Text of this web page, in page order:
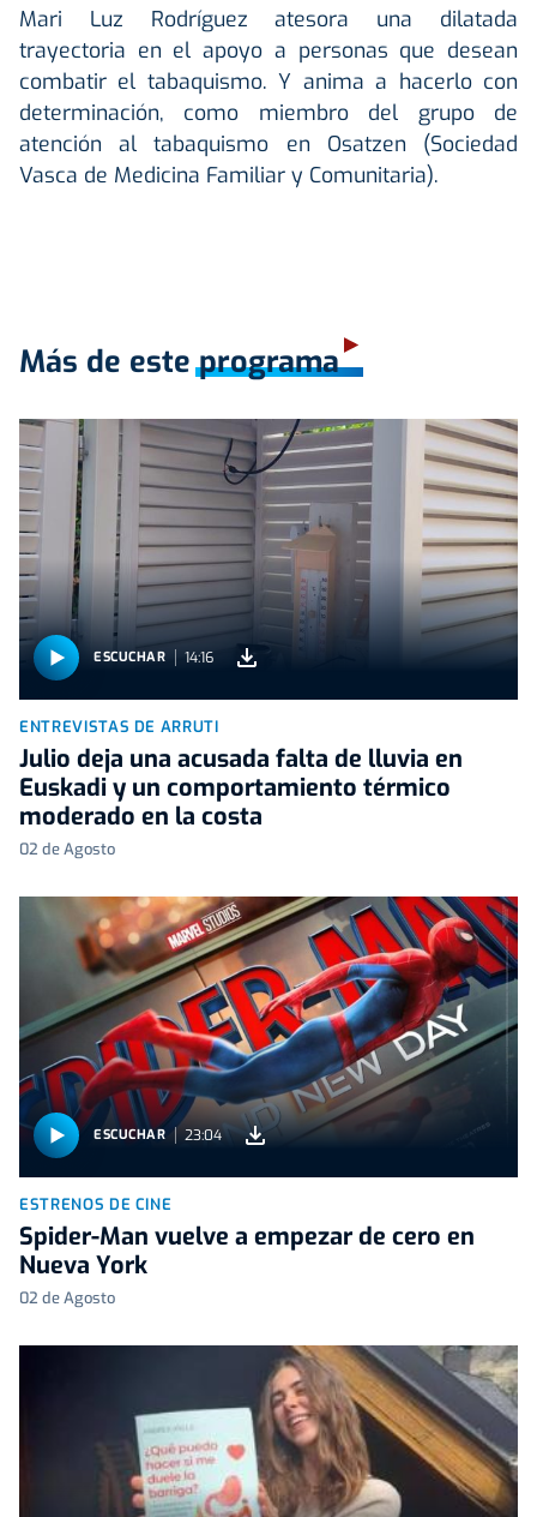
Mari Luz Rodríguez atesora una dilatada
trayectoria en el apoyo a personas que desean
combatir el tabaquismo. Y anima a hacerlo con
determinación, como miembro del grupo de
atención al tabaquismo en Osatzen (Sociedad
Vasca de Medicina Familiar y Comunitaria).
Más de este programa
ESCUCHAR 14:16
ENTREVISTAS DE ARRUTI
Julio deja una acusada falta de lluvia en
Euskadi y un comportamiento térmico
moderado en la costa
02 de Agosto
ESCUCHAR 23:04
ESTRENOS DE CINE
Spider-Man vuelve a empezar de cero en
Nueva York
02 de Agosto